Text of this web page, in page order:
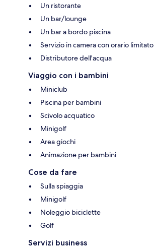
Un ristorante
Un bar/lounge
Un bar a bordo piscina
Servizio in camera con orario limitato
Distributore dell'acqua
Viaggio con i bambini
Miniclub
Piscina per bambini
Scivolo acquatico
Minigolf
Area giochi
Animazione per bambini
Cose da fare
Sulla spiaggia
Minigolf
Noleggio biciclette
Golf
Servizi business